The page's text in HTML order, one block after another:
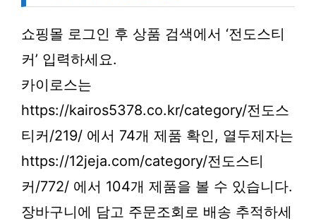
쇼핑몰 로그인 후 상품 검색에서 ‘전도스티
커’ 입력하세요.
카이로스는
https://kairos5378.co.kr/category/전도스
티커/219/ 에서 74개 제품 확인, 열두제자는
https://12jeja.com/category/전도스티
커/772/ 에서 104개 제품을 볼 수 있습니다.
장바구니에 담고 주문조회로 배송 추적하세